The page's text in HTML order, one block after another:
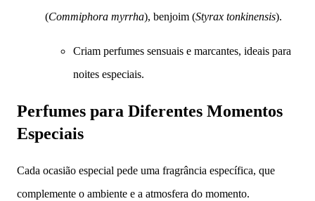
(Commiphora myrrha), benjoim (Styrax tonkinensis).
Criam perfumes sensuais e marcantes, ideais para
noites especiais.
Perfumes para Diferentes Momentos
Especiais
Cada ocasião especial pede uma fragrância específica, que
complemente o ambiente e a atmosfera do momento.